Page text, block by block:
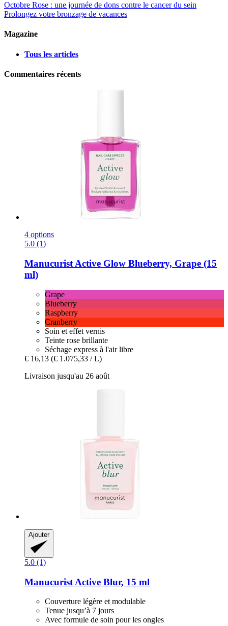
Octobre Rose : une journée de dons contre le cancer du sein
Prolongez votre bronzage de vacances
Magazine
Tous les articles
Commentaires récents
4 options
5.0 (1)
Manucurist Active Glow Blueberry, Grape (15
ml)
Grape
Blueberry
Raspberry
Cranberry
Soin et effet vernis
Teinte rose brillante
Séchage express à l'air libre
€ 16,13 (€ 1.075,33 / L)
Livraison jusqu'au 26 août
Ajouter
5.0 (1)
Manucurist Active Blur, 15 ml
Couverture légère et modulable
Tenue jusqu’à 7 jours
Avec formule de soin pour les ongles